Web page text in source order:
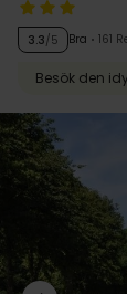
3.3/5 Bra 161
Besök den